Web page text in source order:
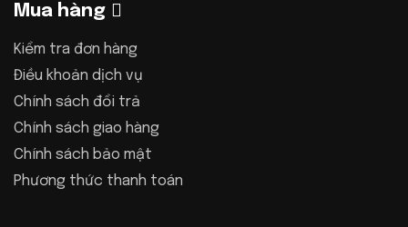
Mua hàng
Kiểm tra đơn hàng
Điều khoản dịch vụ
Chính sách đổi trả
Chính sách giao hàng
Chính sách bảo mật
Phương thức thanh toán